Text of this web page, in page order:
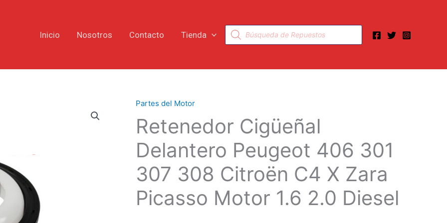
Inicio Nosotros Contacto Tienda
Búsqueda
de
productos
Partes del Motor
Retenedor Cigüeñal
Delantero Peugeot 406 301
307 308 Citroën C4 X Zara
Picasso Motor 1.6 2.0 Diesel
Retenedor
Cigüeñal
Delantero
Peugeot
406
301
308